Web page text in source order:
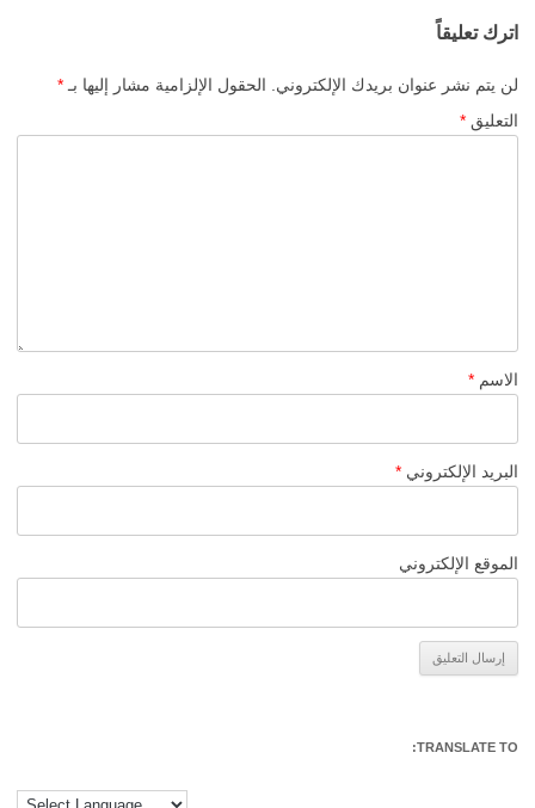
اترك تعليقاً
لن يتم نشر عنوان بريدك الإلكتروني. الحقول الإلزامية مشار إليها بـ *
التعليق *
الاسم *
البريد الإلكتروني *
الموقع الإلكتروني
TRANSLATE TO: